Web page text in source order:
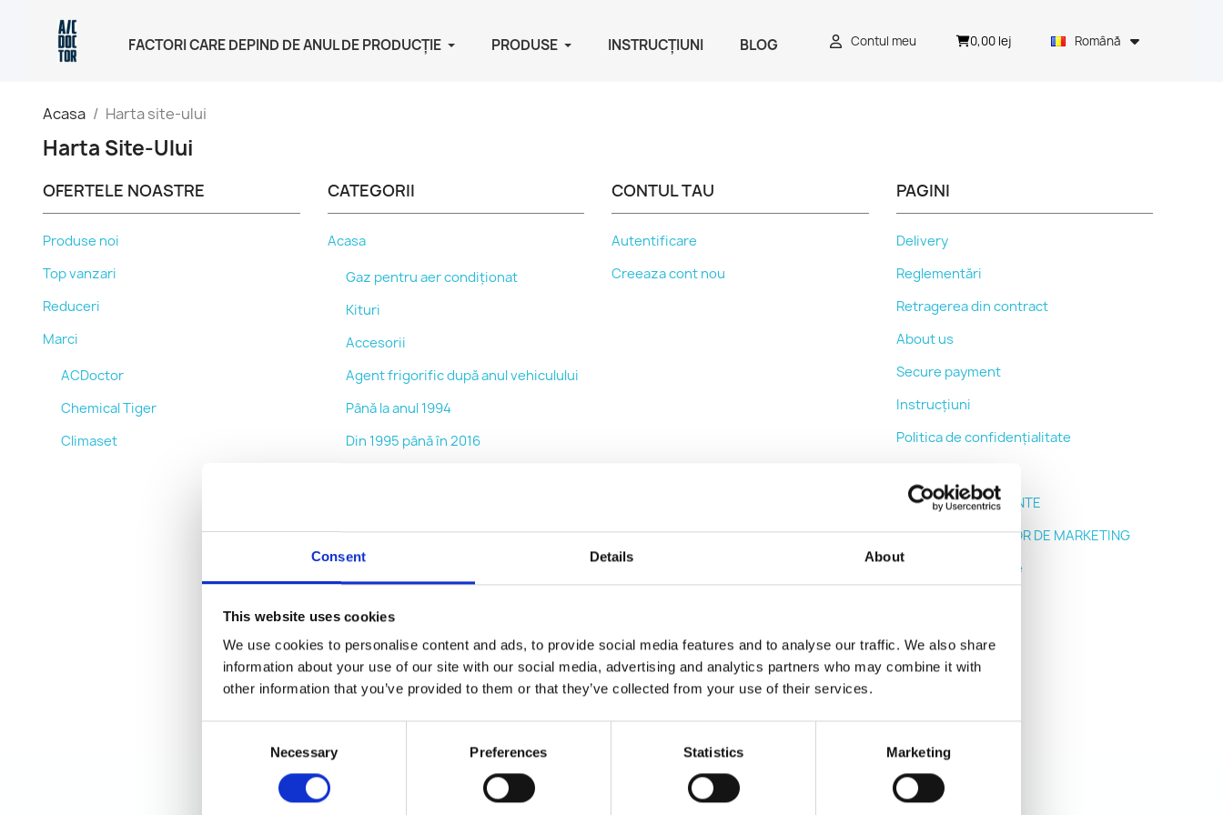
Consent Details About
This website uses cookies
We use cookies to personalise content and ads, to provide social media features and to analyse our traffic. We also share
information about your use of our site with our social media, advertising and analytics partners who may combine it with
other information that you’ve provided to them or that they’ve collected from your use of their services.
Necessary Preferences Statistics Marketing
FACTORI CARE DEPIND DE ANUL DE PRODUCȚIE PRODUSE INSTRUCŢIUNI BLOG Contul meu 0,00 lej Română
Acasa Harta site-ului
Harta Site-Ului
OFERTELE NOASTRE
Produse noi
Top vanzari
Reduceri
Marci
ACDoctor
Chemical Tiger
Climaset
CATEGORII
Acasa
Gaz pentru aer condiționat
Kituri
Accesorii
Agent frigorific după anul vehiculului
Până la anul 1994
Din 1995 până în 2016
condiționat auto
Gaz refrigerant
Kit de reîncărcare pentru aer
CONTUL TAU
Autentificare
Creeaza cont nou
PAGINI
Delivery
Reglementări
Retragerea din contract
About us
Secure payment
Instrucțiuni
Politica de confidențialitate
ÎNTREBĂRI FRECVENTE
LISTA PARTENERILOR DE MARKETING
Magazinele noastre